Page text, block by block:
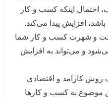
احتمال اینکه کسب و کار
باشد، افزایش پیدا می‌کند.
و شهرت کسب و کار شما
و می‌تواند به افزایش
روش کارآمد و اقتصادی
موضوع به کسب و کارها